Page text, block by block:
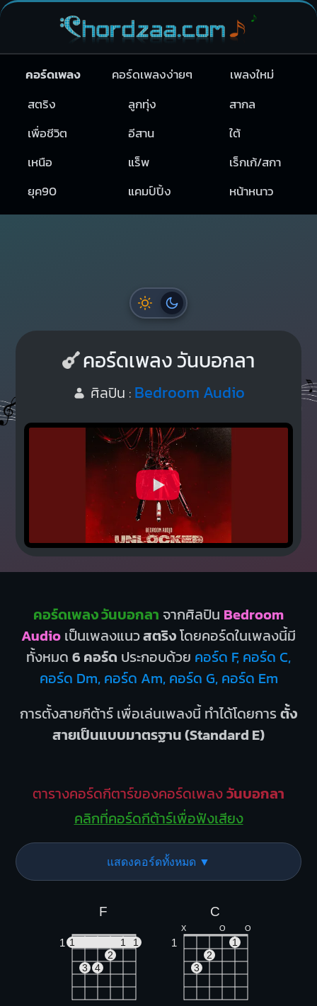
คอร์ดเพลง คอร์ดเพลงง่ายๆ
เพลงใหม่
สตริง
ลูกทุ่ง
สากล
เพื่อชีวิต
อีสาน
ใต้
เหนือ
แร็พ
เร็กเก้/สกา
ยุค90
แคมป์ปิ้ง หน้าหนาว
คอร์ดเพลง วันบอกลา
ศิลปิน : Bedroom Audio
คอร์ดเพลง วันบอกลา จากศิลปิน Bedroom
Audio เป็นเพลงแนวสตริงโดยคอร์ดในเพลงนี้มี
ทั้งหมด 6 คอร์ด ประกอบด้วย คอร์ด F, คอร์ด C,
คอร์ด Dm, คอร์ด Am, คอร์ด G, คอร์ด Em
การตั้งสายกีต้าร์ เพื่อเล่นเพลงนี้ ทำได้โดยการตั้ง
สายเป็นแบบมาตรฐาน (Standard E)
ตารางคอร์ดกีตาร์ของคอร์ดเพลงวันบอกลา
คลิกที่คอร์ดกีต้าร์เพื่อฟังเสียง
แสดงคอร์ดทั้งหมด ▼
F
1 1 1
1
2
3
4
C
X O O
1
1
2
3